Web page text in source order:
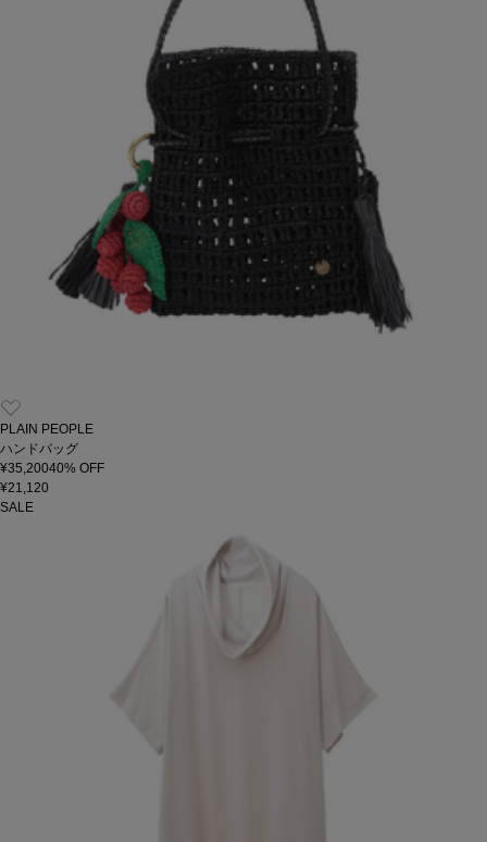
PLAIN PEOPLE
ハンドバッグ
¥35,20040% OFF
¥21,120
SALE